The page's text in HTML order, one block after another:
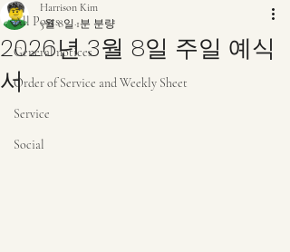
All Posts
General notices
Order of Service and Weekly Sheet
Service
Social
2026년 3월 8일 주일 예식
서
Harrison Kim
3월 8일 1분 분량